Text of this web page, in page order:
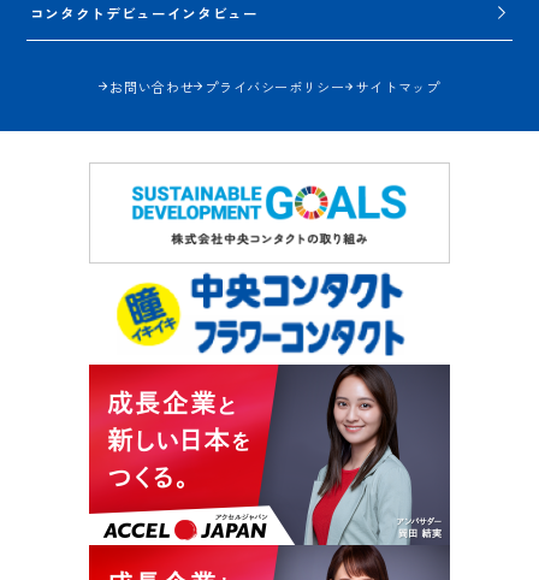
コンタクトデビューインタビュー
お問い合わせ プライバシーポリシー サイトマップ